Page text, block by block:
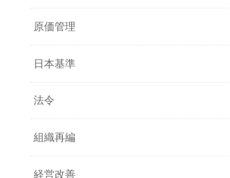
原価管理
日本基準
法令
組織再編
経営改善